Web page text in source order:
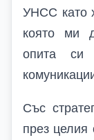
УНСС като
която ми
опита си
Със
през целия